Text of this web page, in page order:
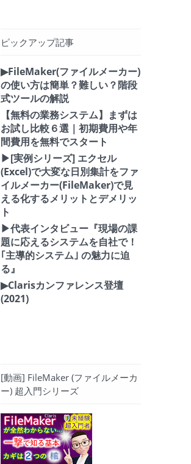
ピックアップ記事
▶FileMaker(ファイルメーカー)
の使い方は簡単？難しい？階段
式ツールの解説
【無料の業務システム】まずは
お試し比較６選｜初期費用や年
間費用を無料でスタート
▶[実例シリーズ] エクセル
(Excel)で大変な日別集計をファ
イルメーカー(FileMaker)で見
える化するメリットとデメリッ
ト
▶代表インタビュー『現場の課
題に応えるシステムを自社で！
｢主導的システム｣ の魅力に迫
る』
▶Clarisカンファレンス登壇
(2021)
[動画] FileMaker (ファイルメーカ
ー) 超入門シリーズ